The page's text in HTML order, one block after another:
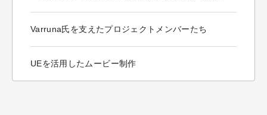
Varruna氏を支えたプロジェクトメンバーたち
UEを活用したムービー制作